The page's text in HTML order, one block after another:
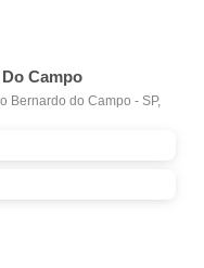
Campo
Bernardo do Campo - SP,